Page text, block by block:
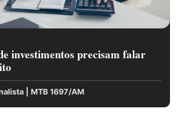
investimentos precisam falar
| MTB 1697/AM